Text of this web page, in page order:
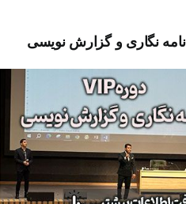
نگاری و گزارش نویسی